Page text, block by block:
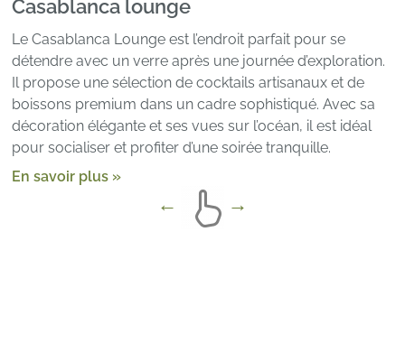
Casablanca lounge
Le Casablanca Lounge est l’endroit parfait pour se
détendre avec un verre après une journée d’exploration.
Il propose une sélection de cocktails artisanaux et de
boissons premium dans un cadre sophistiqué. Avec sa
décoration élégante et ses vues sur l’océan, il est idéal
pour socialiser et profiter d’une soirée tranquille.
En savoir plus »